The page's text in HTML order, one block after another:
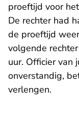
proeftijd voor
De rechter had
de proeftijd
volgende
uur. Officier van
onverstandig,
verlengen.